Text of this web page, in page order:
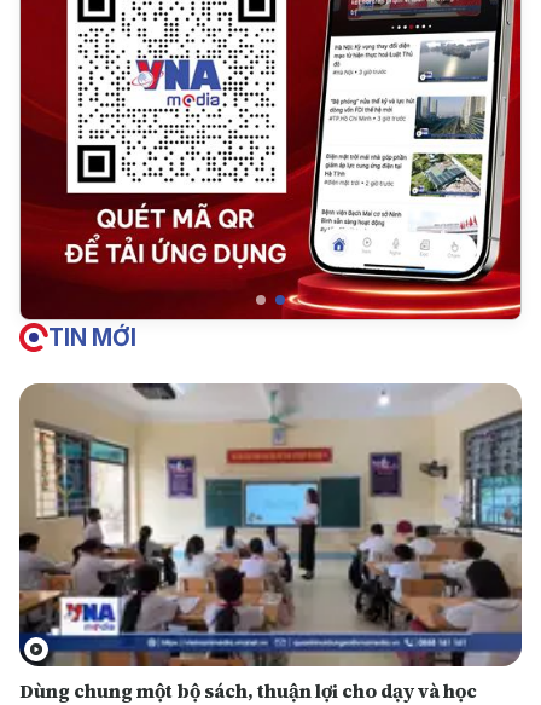
TIN MỚI
Dùng chung một bộ sách, thuận lợi cho dạy và học